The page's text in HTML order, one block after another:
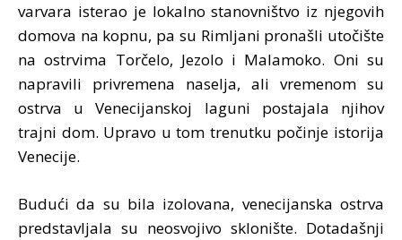
varvara isterao je lokalno stanovništvo iz njegovih
domova na kopnu, pa su Rimljani pronašli utočište
na ostrvima Torčelo, Jezolo i Malamoko. Oni su
napravili privremena naselja, ali vremenom su
ostrva u Venecijanskoj laguni postajala njihov
trajni dom. Upravo u tom trenutku počinje istorija
Venecije.
Budući da su bila izolovana, venecijanska ostrva
predstavljala su neosvojivo sklonište. Dotadašnji